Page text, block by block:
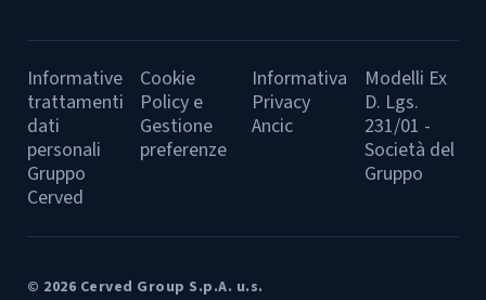
Informative
trattamenti
dati
personali
Gruppo
Cerved
Cookie
Policy e
Gestione
preferenze
Informativa
Privacy
Ancic
Modelli Ex
D. Lgs.
231/01 -
Società del
Gruppo
© 2026 Cerved Group S.p.A. u.s.